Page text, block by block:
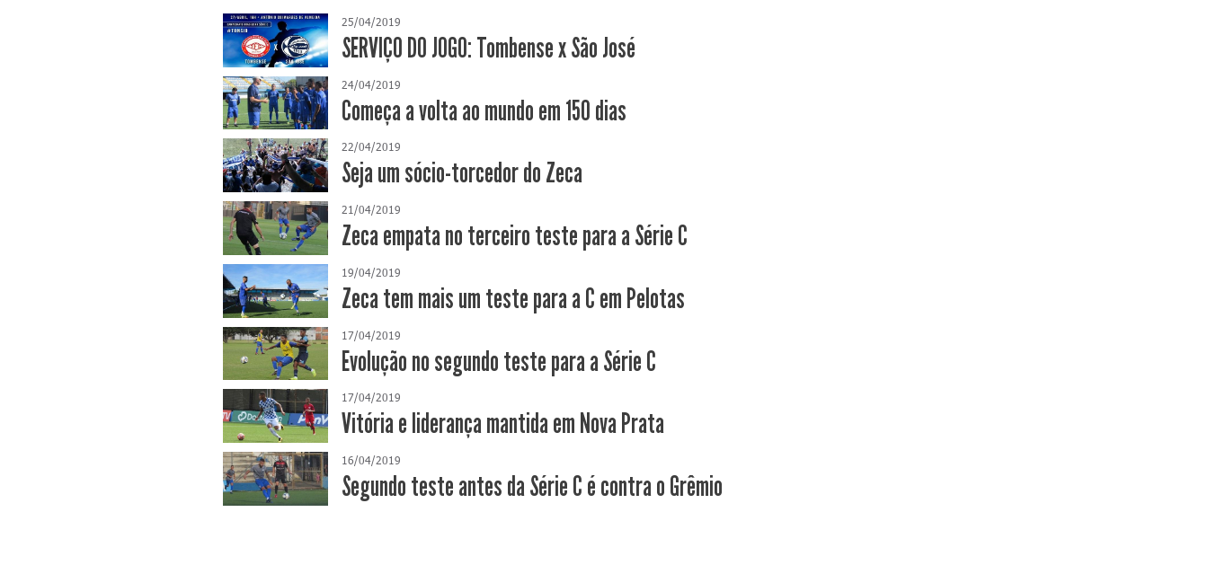
25/04/2019
SERVIÇO DO JOGO: Tombense x São José
24/04/2019
Começa a volta ao mundo em 150 dias
22/04/2019
Seja um sócio-torcedor do Zeca
21/04/2019
Zeca empata no terceiro teste para a Série C
19/04/2019
Zeca tem mais um teste para a C em Pelotas
17/04/2019
Evolução no segundo teste para a Série C
17/04/2019
Vitória e liderança mantida em Nova Prata
16/04/2019
Segundo teste antes da Série C é contra o Grêmio